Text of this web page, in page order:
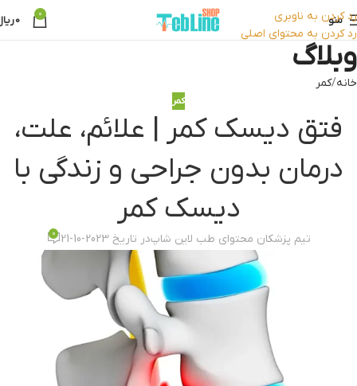
رد کردن به ناوبری
رد کردن به محتوای اصلی
منو 0
0
وبلاگ
خانه کمر
کمر
فتق دیسک کمر | علائم، علت،
درمان بدون جراحی و زندگی با
دیسک کمر
تیم پزشکان محتوای طب لاین شاپدر تاریخ 2023-10-21 0